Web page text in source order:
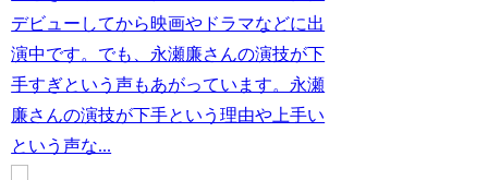
デビューしてから映画やドラマなどに出
演中です。でも、永瀬廉さんの演技が下
手すぎという声もあがっています。永瀬
廉さんの演技が下手という理由や上手い
という声な...